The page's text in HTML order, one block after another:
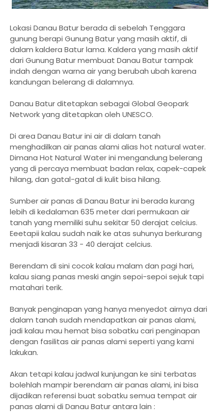
Lokasi Danau Batur berada di sebelah Tenggara
gunung berapi Gunung Batur yang masih aktif, di
dalam kaldera Batur lama. Kaldera yang masih aktif
dari Gunung Batur membuat Danau Batur tampak
indah dengan warna air yang berubah ubah karena
kandungan belerang di dalamnya.
Danau Batur ditetapkan sebagai Global Geopark
Network yang ditetapkan oleh UNESCO.
Di area Danau Batur ini air di dalam tanah
menghadilkan air panas alami alias hot natural water.
Dimana Hot Natural Water ini mengandung belerang
yang di percaya membuat badan relax, capek-capek
hilang, dan gatal-gatal di kulit bisa hilang.
Sumber air panas di Danau Batur ini berada kurang
lebih di kedalaman 635 meter dari permukaan air
tanah yang memiliki suhu sekitar 50 derajat celcius.
Eeetapii kalau sudah naik ke atas suhunya berkurang
menjadi kisaran 33 - 40 derajat celcius.
Berendam di sini cocok kalau malam dan pagi hari,
kalau siang panas meski angin sepoi-sepoi sejuk tapi
matahari terik.
Banyak penginapan yang hanya menyedot airnya dari
dalam tanah sudah mendapatkan air panas alami,
jadi kalau mau hemat bisa sobatku cari penginapan
dengan fasilitas air panas alami seperti yang kami
lakukan.
Akan tetapi kalau jadwal kunjungan ke sini terbatas
bolehlah mampir berendam air panas alami, ini bisa
dijadikan referensi buat sobatku semua tempat air
panas alami di Danau Batur antara lain :